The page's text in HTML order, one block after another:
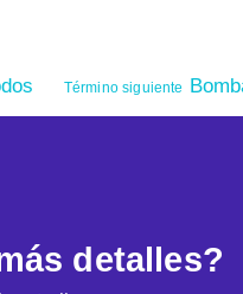
Término siguiente
detalles?